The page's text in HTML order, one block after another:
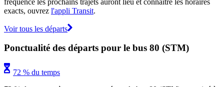
exacts, ouvrez l'appli Transit.
Voir tous les départs
Ponctualité des départs pour le bus 80 (STM)
72 % du temps